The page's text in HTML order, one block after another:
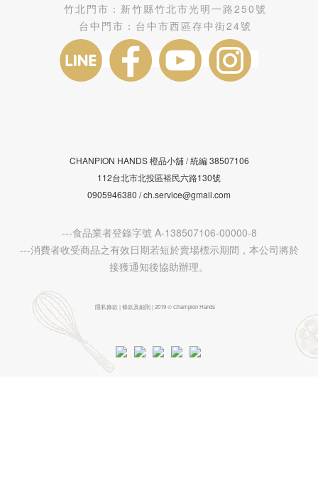
竹北門市： 新竹縣竹北市光明一路250號
台中門市： 台中市西區存中街24號
CHANPION HANDS 橙品小舖 /統編38507106
112台北市北投區裕民六路130號
0905946380 / ch.service@gmail.com
---食品業者登錄字號 A-138507106-00000-8
---消費者收受商品之有效日期若短於賣場標示期間，本公司將於
接獲通知後協助辦理。
隱私條款 | 條款及細則 | 2019 © Champion Hands